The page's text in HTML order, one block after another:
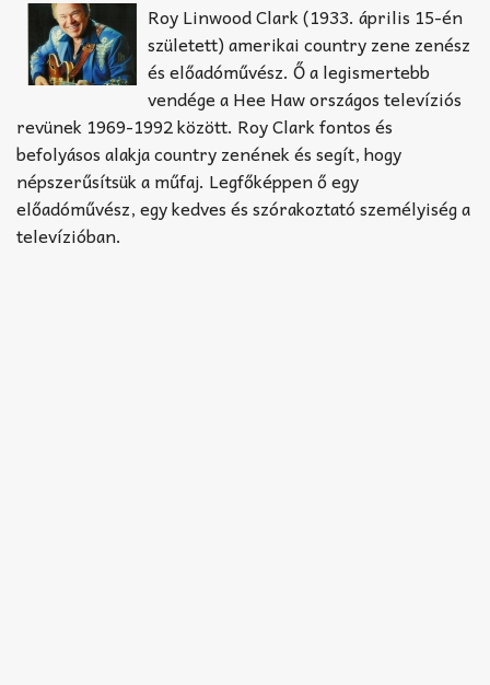
TABok
Roy Linwood Clark (1933. április 15-én
született) amerikai country zene zenész
és előadóművész. Ő a legismertebb
vendége a Hee Haw országos televíziós
revünek 1969-1992 között. Roy Clark fontos és
befolyásos alakja country zenének és segít, hogy
népszerűsítsük a műfaj. Legfőképpen ő egy
előadóművész, egy kedves és szórakoztató személyiség a
televízióban.